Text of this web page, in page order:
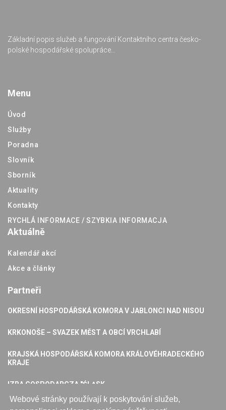
Webové stránky používají k poskytování služeb,
Základní popis služeb a fungování Kontaktního centra česko-
polské hospodářské spolupráce...
Menu
Úvod
Služby
Poradna
Slovník
Sborník
Aktuality
Kontakty
RYCHLÁ INFORMACE / SZYBKIA INFORMACJA
Aktuálně
Kalendář akcí
Akce a články
Partneři
OKRESNÍ HOSPODÁŘSKÁ KOMORA V JABLONCI NAD NISOU
KRKONOŠE – SVAZEK MĚST A OBCÍ VRCHLABÍ
KRAJSKÁ HOSPODÁŘSKÁ KOMORA KRÁLOVÉHRADECKÉHO
KRAJE
IZBA GOSPODARCZA "ŚLĄSK
KARKONOSKA AGENCJA ROZWOJU REGIONALNEGO S.A